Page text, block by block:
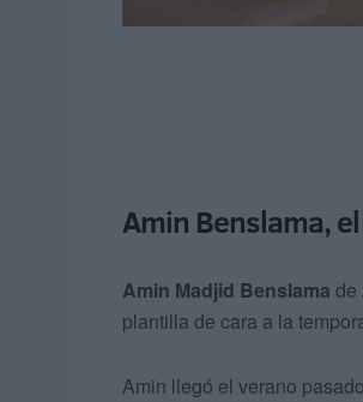
Amin Benslama,
Amin Madjid Benslama de
plantilla de cara a la
Amin llegó el verano